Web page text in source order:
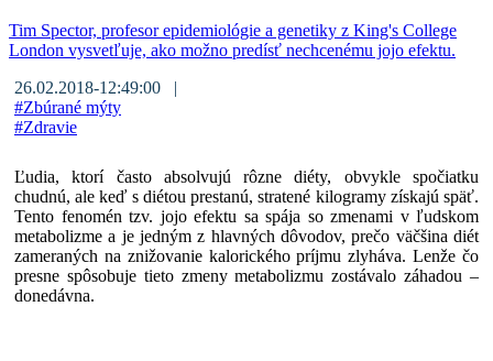
Tim Spector, profesor epidemiológie a genetiky z King's College
London vysvetľuje, ako možno predísť nechcenému jojo efektu.
26.02.2018-12:49:00 |
#Zbúrané mýty
#Zdravie
Ľudia, ktorí často absolvujú rôzne diéty, obvykle spočiatku
chudnú, ale keď s diétou prestanú, stratené kilogramy získajú späť.
Tento fenomén tzv. jojo efektu sa spája so zmenami v ľudskom
metabolizme a je jedným z hlavných dôvodov, prečo väčšina diét
zameraných na znižovanie kalorického príjmu zlyháva. Lenže čo
presne spôsobuje tieto zmeny metabolizmu zostávalo záhadou –
donedávna.